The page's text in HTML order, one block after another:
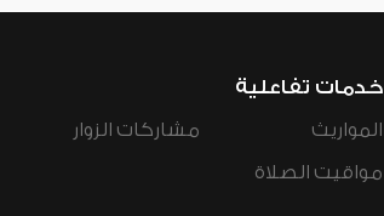
خدمات تفاعلية
المواريث
مواقيت الصلاة
مشاركات الزوار